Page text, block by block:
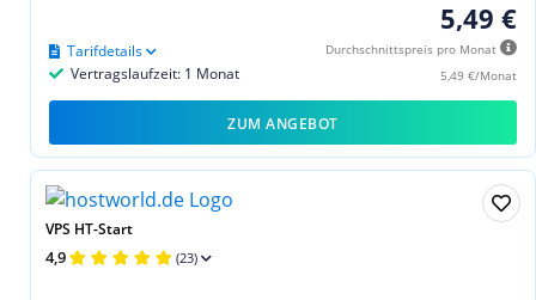
5,49 €
Durchschnittspreis pro Monat
5,49 €/Monat
Vertragslaufzeit: 1 Monat
Tarifdetails
ZUM ANGEBOT
VPS HT-Start
4,9 (23)